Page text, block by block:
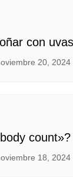
con
20, 2024
count»?
18, 2024